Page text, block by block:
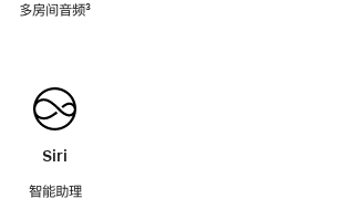
多房间音频脚
³
Siri
智能助理